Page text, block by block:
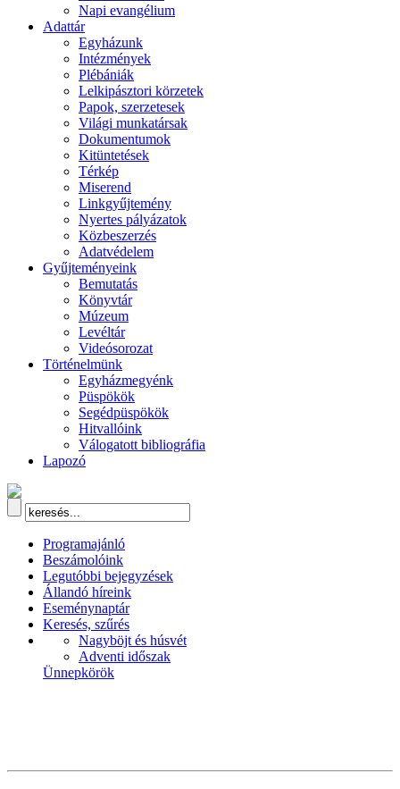
Napi evangélium
Adattár
Egyházunk
Intézmények
Plébániák
Lelkipásztori körzetek
Papok, szerzetesek
Világi munkatársak
Dokumentumok
Kitüntetések
Térkép
Miserend
Linkgyűjtemény
Nyertes pályázatok
Közbeszerzés
Adatvédelem
Gyűjteményeink
Bemutatás
Könyvtár
Múzeum
Levéltár
Videósorozat
Történelmünk
Egyházmegyénk
Püspökök
Segédpüspökök
Hitvallóink
Válogatott bibliográfia
Lapozó
Programajánló
Beszámolóink
Legutóbbi bejegyzések
Állandó híreink
Eseménynaptár
Keresés, szűrés
Nagyböjt és húsvét
Adventi időszak
Ünnepkörök